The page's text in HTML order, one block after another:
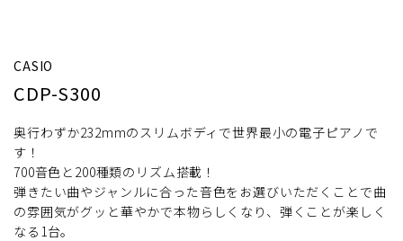
CASIO
CDP-S300
奥行わずか232mmのスリムボディで世界最小の電子ピアノで
す！
700音色と200種類のリズム搭載！
弾きたい曲やジャンルに合った音色をお選びいただくことで曲
の雰囲気がグッと華やかで本物らしくなり、弾くことが楽しく
なる1台。